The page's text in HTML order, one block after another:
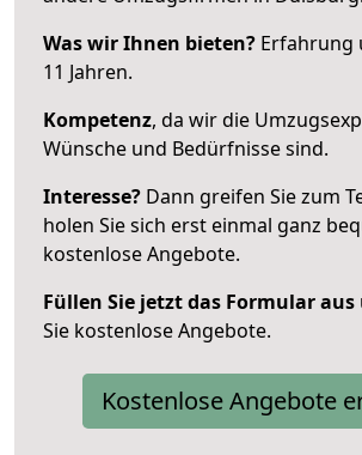
Was wir Ihnen bieten? Erfahrung
11 Jahren.
Kompetenz, da wir die
Wünsche und Bedürfnisse sind.
Interesse? Dann greifen Sie zum
holen Sie sich erst einmal ganz
kostenlose Angebote.
Füllen Sie jetzt das Formular aus
Sie kostenlose Angebote.
Kostenlose Angebote